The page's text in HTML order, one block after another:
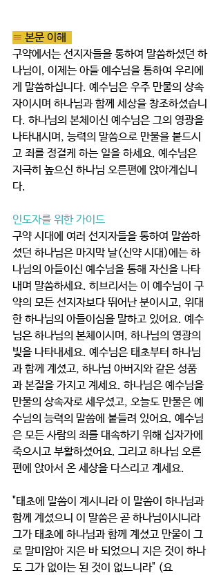
≡ 본문 이해
구약에서는 선지자들을 통하여 말씀하셨던 하
나님이, 이제는 아들 예수님을 통하여 우리에
게 말씀하십니다. 예수님은 우주 만물의 상속
자이시며 하나님과 함께 세상을 창조하셨습니
다. 하나님의 본체이신 예수님은 그의 영광을
나타내시며, 능력의 말씀으로 만물을 붙드시
고 죄를 정결케 하는 일을 하세요. 예수님은
지극히 높으신 하나님 오른편에 앉아계십니
다.
인도자를 위한 가이드
구약 시대에 여러 선지자들을 통하여 말씀하
셨던 하나님은 마지막 날(신약 시대)에는 하
나님의 아들이신 예수님을 통해 자신을 나타
내며 말씀하세요. 히브리서는 이 예수님이 구
약의 모든 선지자보다 뛰어난 분이시고, 위대
한 하나님의 아들이심을 말하고 있어요. 예수
님은 하나님의 본체이시며, 하나님의 영광의
빛을 나타내세요. 예수님은 태초부터 하나님
과 함께 계셨고, 하나님 아버지와 같은 성품
과 본질을 가지고 계세요. 하나님은 예수님을
만물의 상속자로 세우셨고, 오늘도 만물은 예
수님의 능력의 말씀에 붙들려 있어요. 예수님
은 모든 사람의 죄를 대속하기 위해 십자가에
죽으시고 부활하셨어요. 그리고 하나님 오른
편에 앉아서 온 세상을 다스리고 계세요.
"태초에 말씀이 계시니라 이 말씀이 하나님과
함께 계셨으니 이 말씀은 곧 하나님이시니라
그가 태초에 하나님과 함께 계셨고 만물이 그
로 말미암아 지은 바 되었으니 지은 것이 하나
도 그가 없이는 된 것이 없느니라" (요